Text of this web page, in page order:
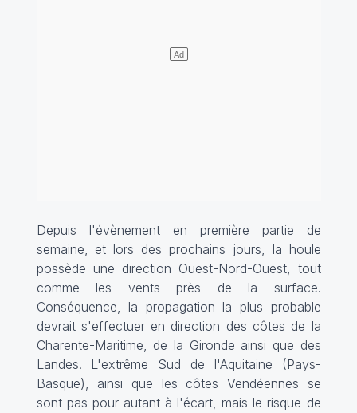
Depuis l'évènement en première partie de
semaine, et lors des prochains jours, la houle
possède une direction Ouest-Nord-Ouest, tout
comme les vents près de la surface.
Conséquence, la propagation la plus probable
devrait s'effectuer en direction des côtes de la
Charente-Maritime, de la Gironde ainsi que des
Landes. L'extrême Sud de l'Aquitaine (Pays-
Basque), ainsi que les côtes Vendéennes se
sont pas pour autant à l'écart, mais le risque de